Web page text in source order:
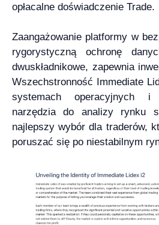
opłacalne doświadczenie Trade.
Zaangażowanie platformy w
rygorystyczną ochronę
dwuskładnikowe, zapewnia
Wszechstronność Immediate
systemach operacyjnych i
narzędzia do analizy rynku
najlepszy wybór dla traderów,
poruszać się po niestabilnym